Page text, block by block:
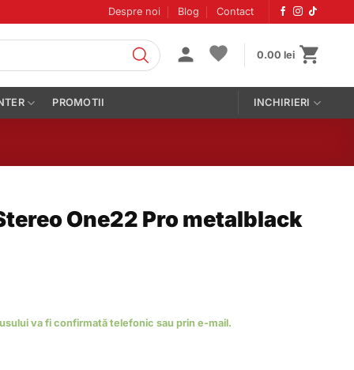
Despre noi Blog Contact
0.00 lei
PROMOTII INCHIRIERI
One22 Pro metalblack
va fi confirmată telefonic sau prin e-mail.